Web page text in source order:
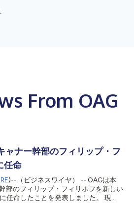
From OAG
ャナー幹部のフィリップ・フ
任命
)--（ビジネスワイヤ） -- OAGは本
部のフィリップ・フィリポフを新しい
任命したことを発表しました。 現